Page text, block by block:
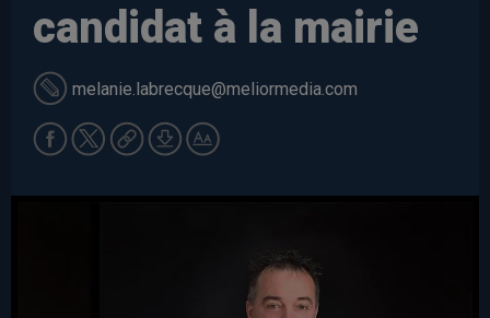
candidat à la mairie
melanie.labrecque@meliormedia.com